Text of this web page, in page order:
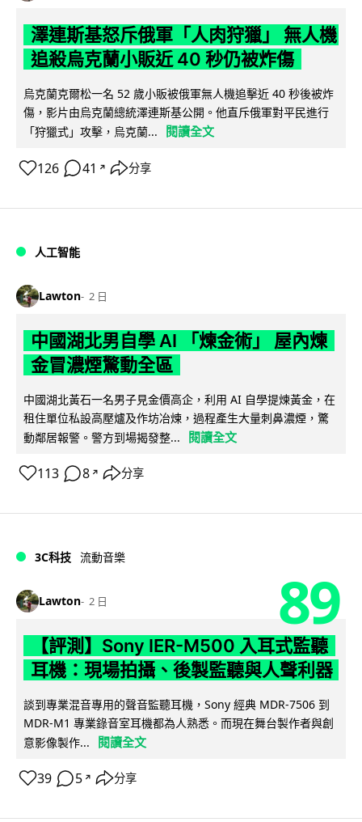
澤連斯基怒斥俄軍「人肉狩獵」 無人機
追殺烏克蘭小販近 40 秒仍被炸傷
烏克蘭克爾松一名 52 歲小販被俄軍無人機追擊近 40 秒後被炸
傷，影片由烏克蘭總統澤連斯基公開。他直斥俄軍對平民進行
「狩獵式」攻擊，烏克蘭...
閱讀全文
126 41 ↗ 分享
人工智能
Lawton 2 日
中國湖北男自學 AI 「煉金術」 屋內煉
金冒濃煙驚動全區
中國湖北黃石一名男子見金價高企，利用 AI 自學提煉黃金，在
租住單位私設高壓爐及作坊冶煉，過程產生大量刺鼻濃煙，驚
動鄰居報警。警方到場揭發整...
閱讀全文
113 8 ↗ 分享
3C科技 流動音樂
Lawton 2 日 89
【評測】Sony IER-M500 入耳式監聽
耳機：現場拍攝、後製監聽與人聲利器
談到專業混音專用的聲音監聽耳機，Sony 經典 MDR-7506 到
MDR-M1 專業錄音室耳機都為人熟悉。而現在舞台製作者與創
意影像製作...
閱讀全文
39 5 ↗ 分享